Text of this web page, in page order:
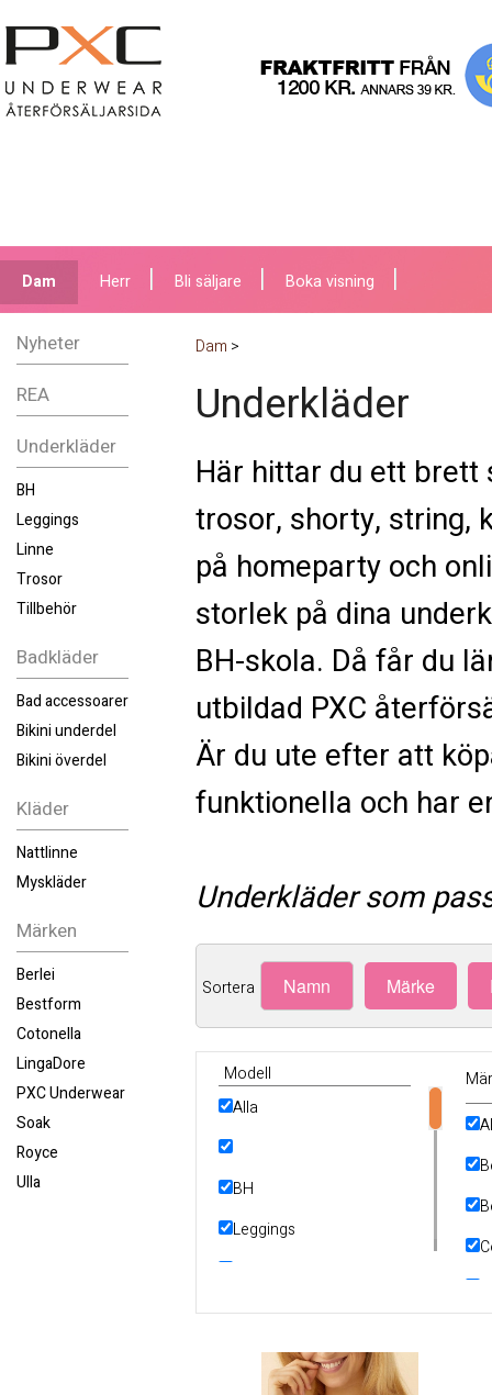
Dam Herr Bli säljare Boka visning
Nyheter
REA
Underkläder
BH
Leggings
Linne
Trosor
Tillbehör
Badkläder
Bad accessoarer
Bikini underdel
Bikini överdel
Kläder
Nattlinne
Myskläder
Märken
Berlei
Bestform
Cotonella
LingaDore
PXC Underwear
Soak
Royce
Ulla
Dam >
Underkläder
Här hittar du ett brett
trosor, shorty, string,
på homeparty och
storlek på dina
BH-skola. Då får du
utbildad PXC
Är du ute efter att
funktionella och har
Underkläder som
Sortera Namn Märke
Modell
Alla
BH
Leggings
Tillbehör
Trosor